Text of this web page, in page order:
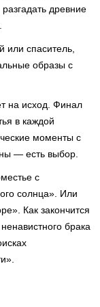
древние
или спаситель,
образы с
на исход. Финал
в каждой
моменты с
— есть выбор.
с
солнца». Или
Как закончится
брака